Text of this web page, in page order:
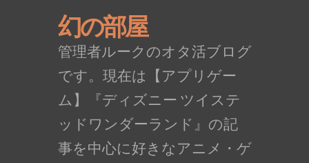
幻の部屋
管理者ルークのオタ活ブログ
です。現在は【アプリゲー
ム】『ディズニー ツイステ
ッドワンダーランド』の記
事を中心に好きなアニメ・ゲ